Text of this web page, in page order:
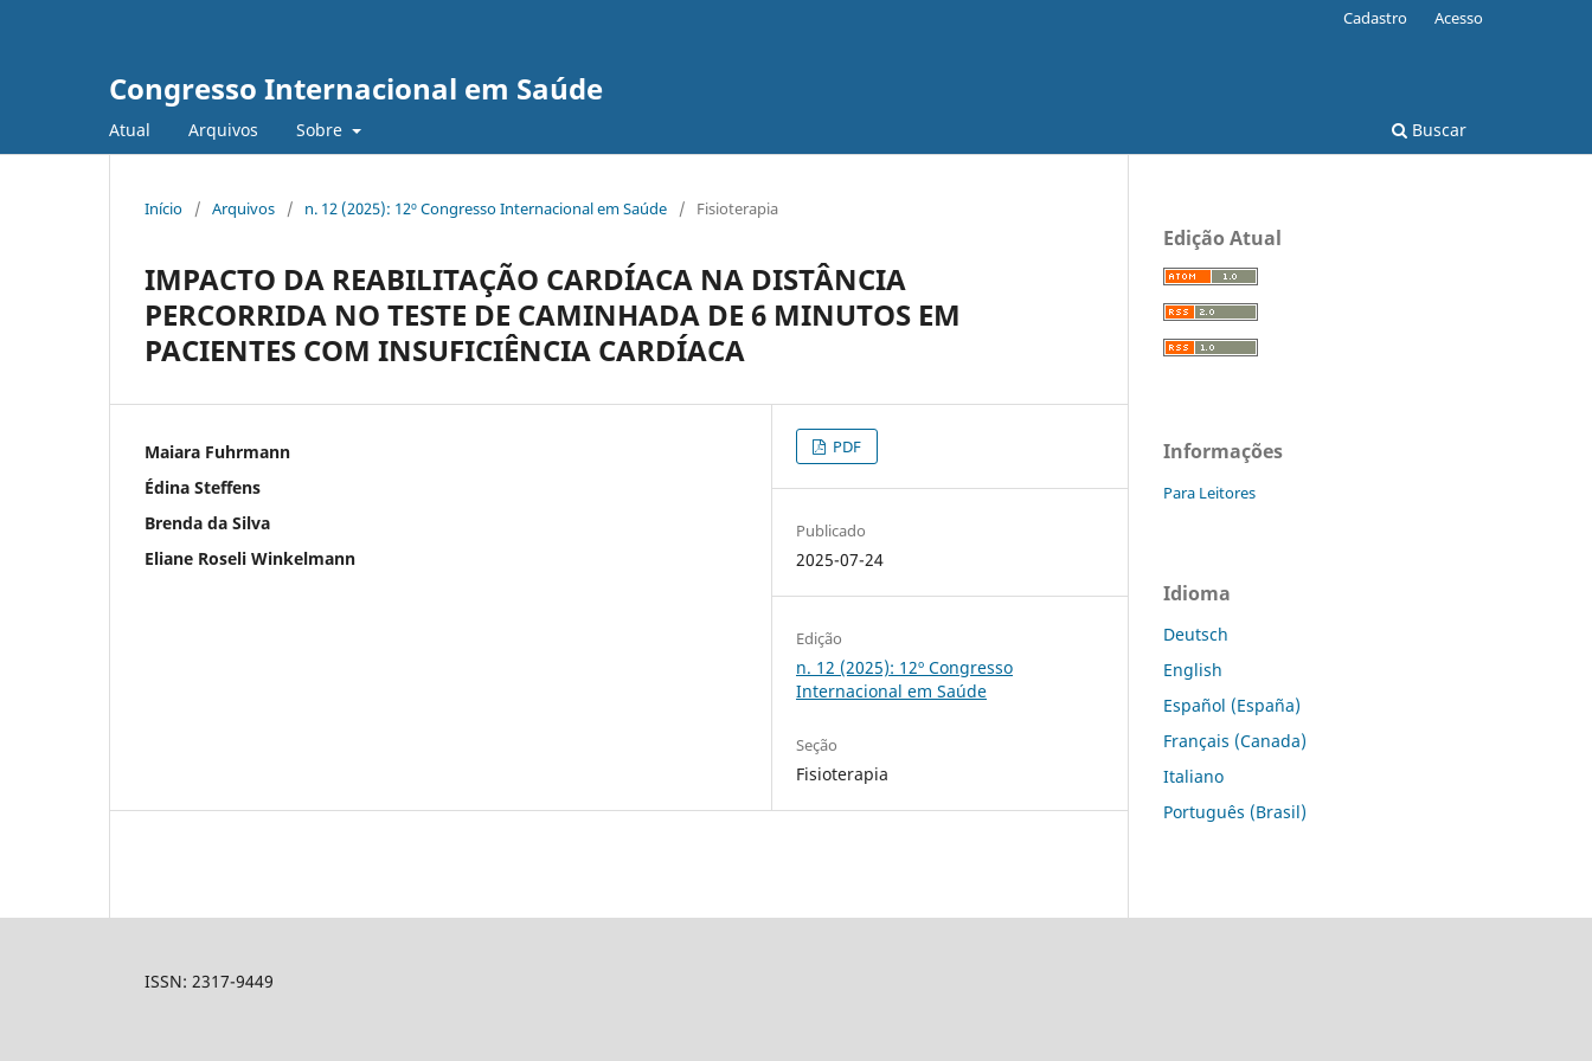
Congresso Internacional em Saúde
Atual Arquivos Sobre Buscar
Cadastro Acesso
Início / Arquivos / n. 12 (2025): 12º Congresso Internacional em Saúde / Fisioterapia
IMPACTO DA REABILITAÇÃO CARDÍACA NA DISTÂNCIA
PERCORRIDA NO TESTE DE CAMINHADA DE 6 MINUTOS EM
PACIENTES COM INSUFICIÊNCIA CARDÍACA
Maiara Fuhrmann
Édina Steffens
Brenda da Silva
Eliane Roseli Winkelmann
PDF
Publicado
2025-07-24
Edição
n. 12 (2025): 12º Congresso
Internacional em Saúde
Seção
Fisioterapia
Edição Atual
Informações
Para Leitores
Idioma
Deutsch
English
Español (España)
Français (Canada)
Italiano
Português (Brasil)
ISSN: 2317-9449